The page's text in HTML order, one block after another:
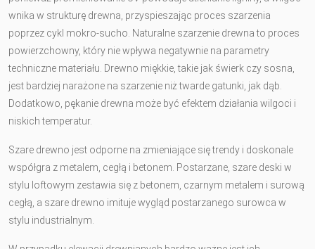
wnika w strukturę drewna, przyspieszając proces szarzenia
poprzez cykl mokro-sucho. Naturalne szarzenie drewna to proces
powierzchowny, który nie wpływa negatywnie na parametry
techniczne materiału. Drewno miękkie, takie jak świerk czy sosna,
jest bardziej narażone na szarzenie niż twarde gatunki, jak dąb.
Dodatkowo, pękanie drewna może być efektem działania wilgoci i
niskich temperatur.
Szare drewno jest odporne na zmieniające się trendy i doskonale
współgra z metalem, cegłą i betonem. Postarzane, szare deski w
stylu loftowym zestawia się z betonem, czarnym metalem i surową
cegłą, a szare drewno imituje wygląd postarzanego surowca w
stylu industrialnym.